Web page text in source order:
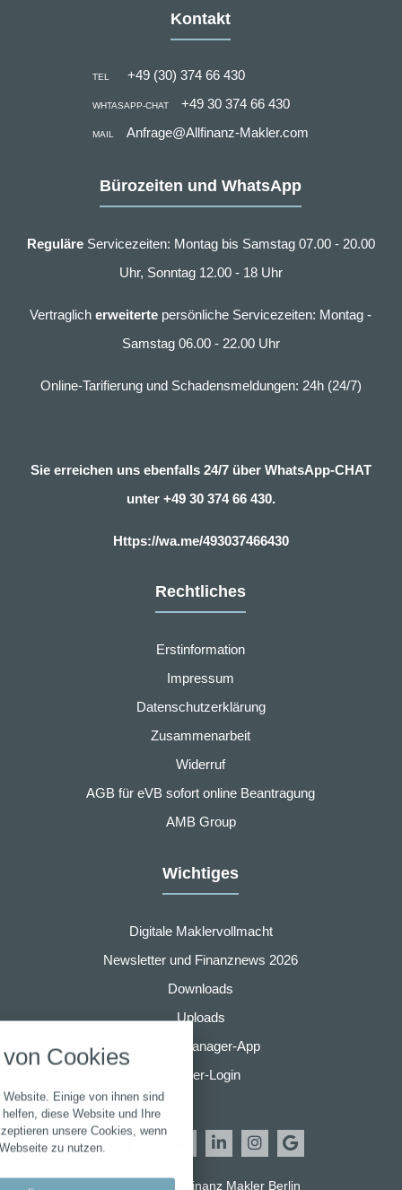
Kontakt
TEL +49 (30) 374 66 430
WHTASAPP-CHAT +49 30 374 66 430
MAIL Anfrage@Allfinanz-Makler.com
Bürozeiten und WhatsApp
ReguläreServicezeiten: Montag bis Samstag 07.00 - 20.00
Uhr, Sonntag 12.00 - 18 Uhr
Vertraglicherweiterte persönliche Servicezeiten: Montag -
Samstag 06.00 - 22.00 Uhr
Online-Tarifierung und Schadensmeldungen: 24h (24/7)
Sie erreichen uns ebenfalls 24/7 über WhatsApp-CHAT
unter +49 30 374 66 430.
Https://wa.me/493037466430
Rechtliches
Erstinformation
Impressum
Datenschutzerklärung
Zusammenarbeit
Widerruf
AGB für eVB sofort online Beantragung
AMB Group
Wichtiges
Digitale Maklervollmacht
Newsletter und Finanznews 2026
Downloads
Uploads
Finanzmanager-App
Partner-Login
© 2026 AMB Allfinanz Makler Berlin
Cookies
Einige von ihnen sind
diese Website und Ihre
unsere Cookies, wenn
zu nutzen.
folgende Kategorien zu
Notwendig
Performance